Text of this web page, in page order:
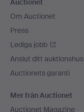
Auctionet
Om Auctionet
Press
Lediga jobb
Anslut ditt auktionshus
Auctionets garanti
Mer från Auctionet
Auctionet Magazine